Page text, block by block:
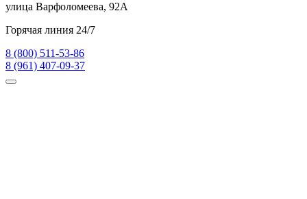
улица Варфоломеева, 92А
Горячая линия 24/7
8 (800) 511-53-86
8 (961) 407-09-37